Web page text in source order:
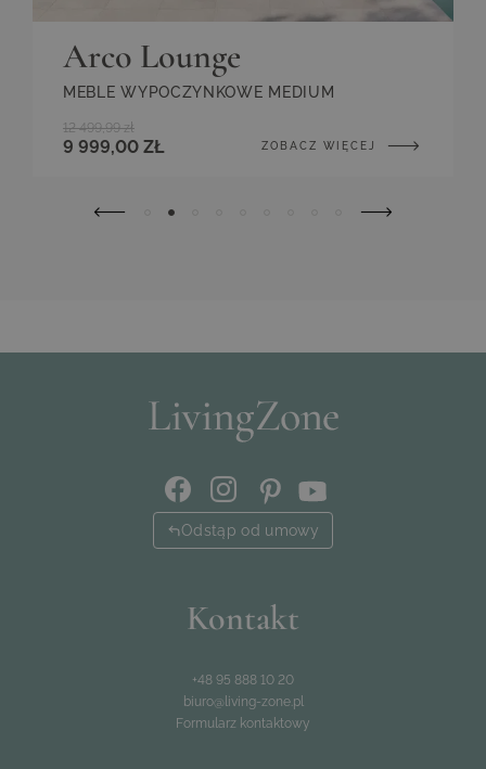
Kolor Lina szara
Arco Lounge
MEBLE WYPOCZYNKOWE MEDIUM
9 999,00 ZŁ
12 499,99 zł
ZOBACZ WIĘCEJ
Odstąp od umowy
Kontakt
+48 95 888 10 20
biuro@living-zone.pl
Formularz kontaktowy